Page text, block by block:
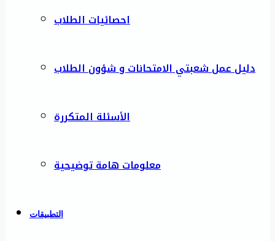
احصائيات الطلاب
دليل عمل شعبتي الامتحانات و شؤون الطلاب
الأسئلة المتكررة
معلومات هامة توضيحية
التطبيقات